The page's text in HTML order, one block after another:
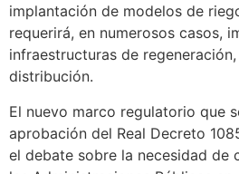
implantación de modelos de
requerirá, en numerosos casos,
infraestructuras de
distribución.
El nuevo marco regulatorio que
aprobación del Real Decreto
el debate sobre la necesidad de